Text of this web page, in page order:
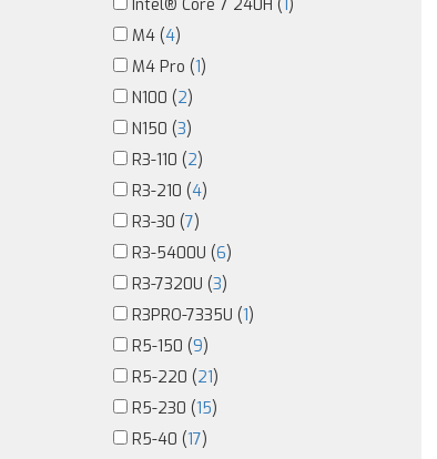
Intel® Core 7 240H (1)
M4 (4)
M4 Pro (1)
N100 (2)
N150 (3)
R3-110 (2)
R3-210 (4)
R3-30 (7)
R3-5400U (6)
R3-7320U (3)
R3PRO-7335U (1)
R5-150 (9)
R5-220 (21)
R5-230 (15)
R5-40 (17)